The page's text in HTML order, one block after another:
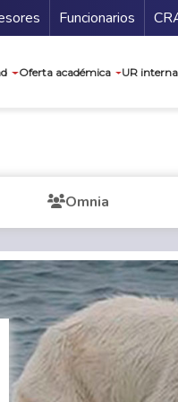
Funcionarios
Oferta académica UR
Omnia